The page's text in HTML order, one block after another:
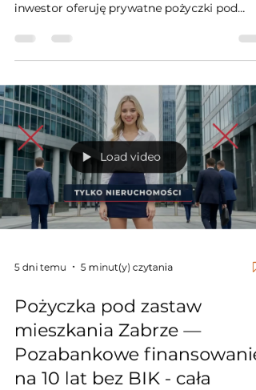
inwestor oferuję prywatne pożyczki pod
Finansuję firmy, rolników i osoby fizyczne z
okresem spłaty do 10 lat (120 rat) –
Zabezpieczeniem jest twarda nieruchomość,
a Twoim bezpieczeństwem wpis
do Działu IV KW. Stosuję kategoryczny zakaz
umów przewłaszczenia! Darmowy audyt i
decyzja w 120 minut.Load video
5 dni temu 5 minut(y) czytania
Pożyczka pod zastaw
mieszkania Zabrze —
Pozabankowe finansowanie
na 10 lat bez BIK - cała